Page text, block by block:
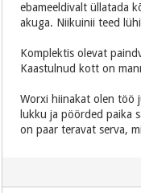
ebameeldivalt üllatada
akuga. Niikuinii teed
Komplektis olevat
Kaastulnud kott on
Worxi hiinakat olen töö
lukku ja pöörded paika
on paar teravat serva,